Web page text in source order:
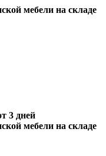
мебели на складе
3 дней
мебели на складе